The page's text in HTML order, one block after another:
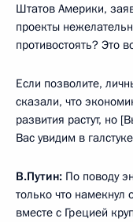
Штатов Америки,
проекты
противостоять? Это
Если позволите,
сказали, что
развития растут, но
Вас увидим в
В.Путин: По поводу
только что намекнул
вместе с Грецией